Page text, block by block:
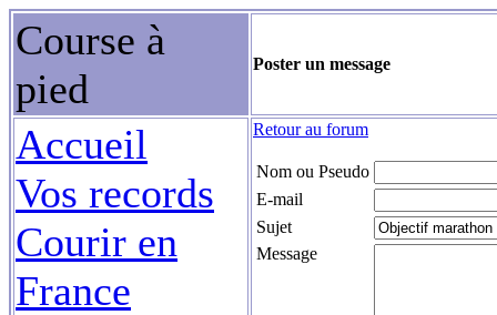
Course à
pied
Poster un message
Accueil
Vos records
Courir en
France
Retour au forum
Nom ou Pseudo
E-mail
Sujet
Message